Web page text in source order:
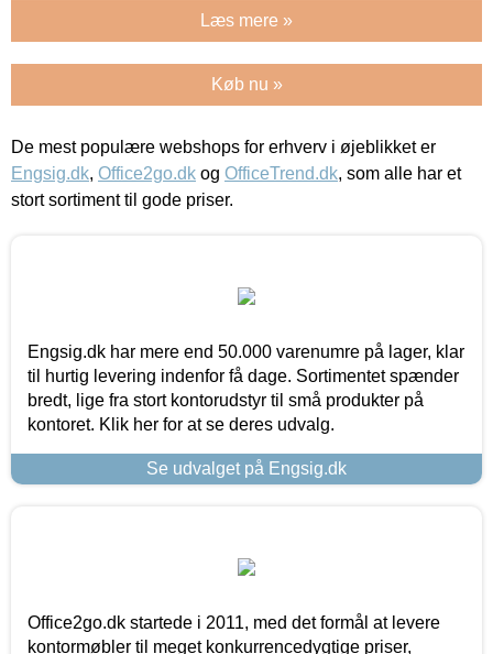
Læs mere »
Køb nu »
De mest populære webshops for erhverv i øjeblikket er
Engsig.dk, Office2go.dk og OfficeTrend.dk, som alle har et
stort sortiment til gode priser.
Engsig.dk har mere end 50.000 varenumre på lager, klar
til hurtig levering indenfor få dage. Sortimentet spænder
bredt, lige fra stort kontorudstyr til små produkter på
kontoret. Klik her for at se deres udvalg.
Se udvalget på Engsig.dk
Office2go.dk startede i 2011, med det formål at levere
kontormøbler til meget konkurrencedygtige priser,